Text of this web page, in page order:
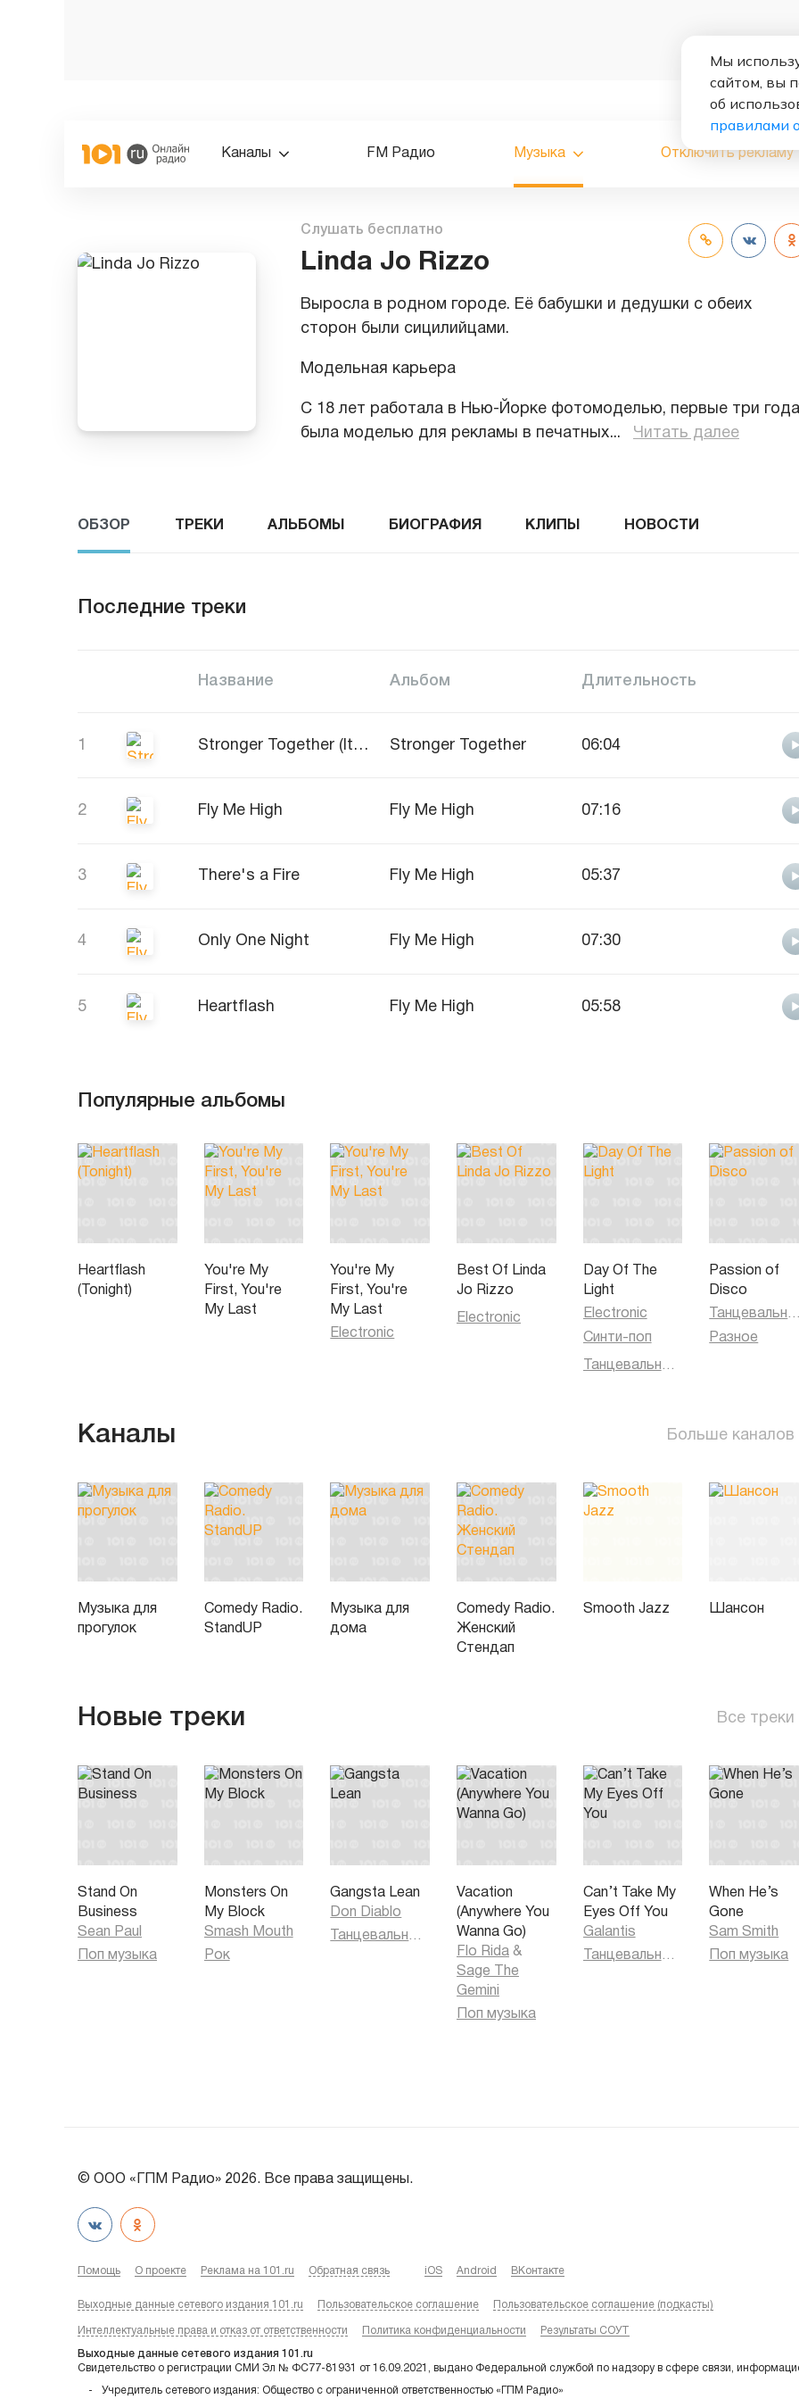
Каналы FM Радио Музыка Отключить рекламу
Слушать бесплатно
Linda Jo Rizzo
Выросла в родном городе. Её бабушки и дедушки с обеих
сторон были сицилийцами.
Модельная карьера
С 18 лет работала в Нью-Йорке фотомоделью, первые три года
была моделью для рекламы в печатных... Читать далее
ОБЗОР ТРЕКИ АЛЬБОМЫ БИОГРАФИЯ КЛИПЫ НОВОСТИ
Последние треки
Название Альбом Длительность
1 Stronger Together (Italo Disco Remix) Stronger Together 06:04
2 Fly Me High Fly Me High 07:16
3 There's a Fire Fly Me High 05:37
4 Only One Night Fly Me High 07:30
5 Heartflash Fly Me High 05:58
Популярные альбомы
Heartflash
(Tonight)
You're My
First, You're
My Last
You're My
First, You're
My Last
Electronic
Best Of Linda
Jo Rizzo
Electronic
Day Of The
Light
Electronic
Синти-поп
Passion of
Disco
Танцевальная
Разное
Каналы Больше каналов
Музыка для
прогулок
Comedy Radio.
StandUP
Музыка для
дома
Comedy Radio.
Женский
Стендап
Smooth Jazz Шансон
Новые треки Все треки
Stand On
Business
Sean Paul
Поп музыка
Monsters On
My Block
Smash Mouth
Рок
Gangsta Lean
Don Diablo
Танцевальная музыка
Vacation
(Anywhere You
Wanna Go)
Flo Rida &
Sage The
Gemini
Поп музыка
Can’t Take My
Eyes Off You
Galantis
Танцевальная музыка
When He’s
Gone
Sam Smith
Поп музыка
© ООО «ГПМ Радио» 2026. Все права защищены.
Помощь О проекте Реклама на 101.ru Обратная связь iOS Android ВКонтакте
Выходные данные сетевого издания 101.ru Пользовательское соглашение Пользовательское соглашение (подкасты)
Интеллектуальные права и отказ от ответственности Политика конфиденциальности Результаты СОУТ
Выходные данные сетевого издания 101.ru
Свидетельство о регистрации СМИ Эл № ФС77-81931 от 16.09.2021, выдано Федеральной службой по надзору в сфере связи,
Учредитель сетевого издания: Общество с ограниченной ответственностью «ГПМ Радио»
Мы
сайтом, вы
об
правилами